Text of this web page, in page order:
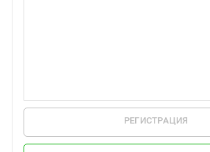
РЕГИСТРАЦИЯ